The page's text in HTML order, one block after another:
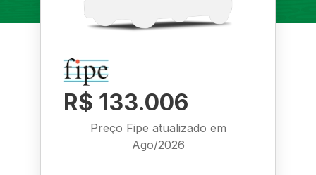
R$ 133.006
Preço Fipe atualizado em
Ago/2026